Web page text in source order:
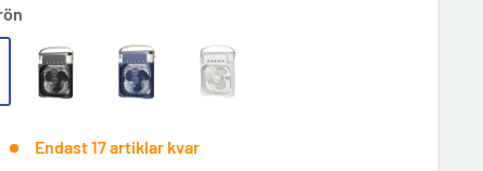
Endast 17 artiklar kvar